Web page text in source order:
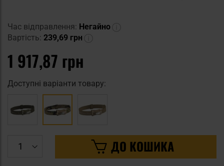
Час відправлення: Негайно
Вартість: 239,69 грн
1 917,87 грн
Доступні варіанти товару:
ДО КОШИКА